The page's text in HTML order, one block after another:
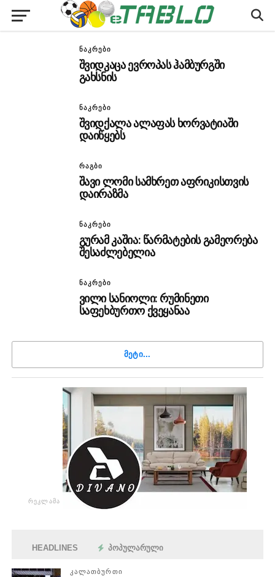
ᲜᲐᲙᲠᲔᲑᲘ
შვიდკაცა ევროპას ჰამბურგში
გახსნის
ᲜᲐᲙᲠᲔᲑᲘ
შვიდქალა ალაფას ხორვატიაში
დაიწყებს
ᲠᲐᲒᲑᲘ
შავი ლომი სამხრეთ აფრიკისთვის
დაირაზმა
ᲜᲐᲙᲠᲔᲑᲘ
გურამ კაშია: წარმატების გამეორება
შესაძლებელია
ᲜᲐᲙᲠᲔᲑᲘ
ვილი სანიოლი: რუმინეთი
საფეხბურთო ქვეყანაა
ᲛᲔᲢᲘ...
ᲠᲔᲙᲚᲐᲛᲐ
HEADLINES ᲞᲝᲞᲣᲚᲐᲠᲣᲚᲘ
ᲙᲐᲚᲐᲗᲑᲣᲠᲗᲘ